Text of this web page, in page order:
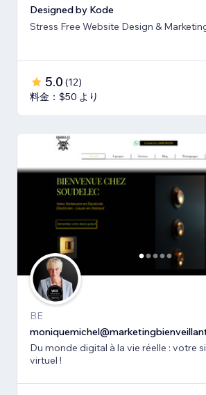
Designed by Kode
Stress Free Website Design &
5.0 (12)
料金：$50 より
BE
Du monde digital à la vie réelle : votre
virtuel !